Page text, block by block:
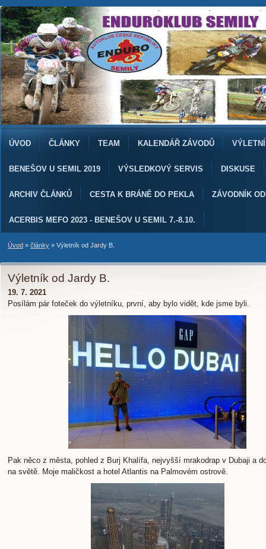
ÚVOD ČLÁNKY TEAM KALENDÁŘ ZÁVODŮ
BENEŠOV U SEMIL 2019 VÝSLEDKOVÝ SERVIS DISKUSE
ARCHIV ČLÁNKŮ CESTA K BRÁNĚ DO PEKLA ZÁVODNÍK
ACERBIS MEFO 2023 - BENEŠOV U SEMIL 7.-8.10.
Úvod » články » Výletník od Jardy B.
Výletník od Jardy B.
19. 7. 2021
Posílám pár foteček do výletníku, první, aby bylo vidět, kde jsme byli.
Pak něco z města, pohled z Burj Khalífa, nejvyšší mrakodrap v Dubaji a
na světě. Moje maličkost a hotel Atlantis na Palmovém ostrově.